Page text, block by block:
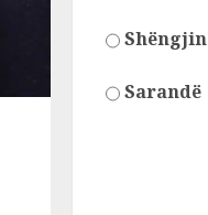
Shëngjin
Sarandë